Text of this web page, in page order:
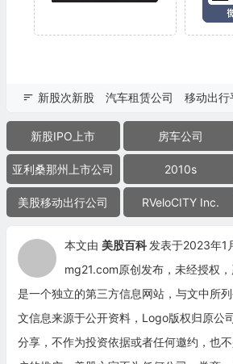
新股次新股 汽车租赁公司 移动出行
新股IPO上市 房车公司
亚利桑那州上市公司 2010s
美股移动出行公司 RVeloCITY Inc.
本文由 美股百科 发表于2023年1
mg21.com原创发布，未经授权
是一个独立的第三方信息网站，与文中所
文信息来源于公开资料，Logo版权归原公
分享，不作为投资依据或者任何邀约，也